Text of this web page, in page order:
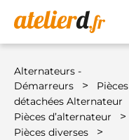
Alternateurs -
Démarreurs
>
Pièces
détachées Alternateur
Pièces d’alternateur >
Pièces diverses >